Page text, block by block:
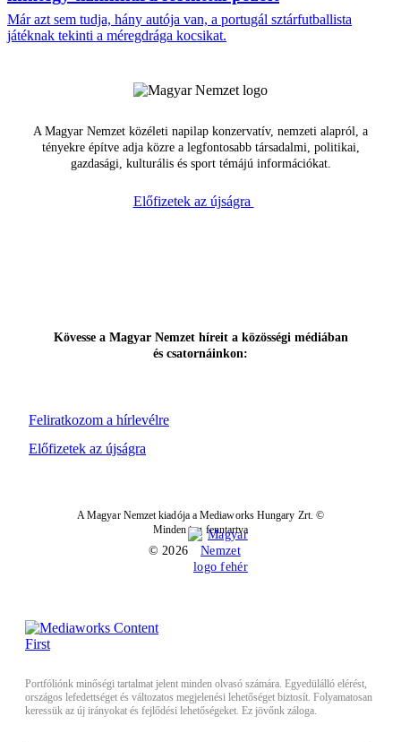
Már azt sem tudja, hány autója van, a portugál sztárfutballista
játéknak tekinti a méregdrága kocsikat.
A Magyar Nemzet közéleti napilap konzervatív, nemzeti alapról, a
tényekre építve adja közre a legfontosabb társadalmi, politikai,
gazdasági, kulturális és sport témájú információkat.
Előfizetek az újságra
Feliratkozom a hírlevélre
Kövesse a Magyar Nemzet híreit a közösségi médiában
és csatornáinkon:
Előfizetek az újságra
A Magyar Nemzet kiadója a Mediaworks Hungary Zrt. ©
Minden jog fenntartva
© 2026
Portfóliónk minőségi tartalmat jelent minden olvasó számára. Egyedülálló elérést,
országos lefedettséget és változatos megjelenési lehetőséget biztosít. Folyamatosan
keressük az új irányokat és fejlődési lehetőségeket. Ez jövőnk záloga.